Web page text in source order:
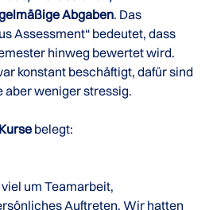
Abgaben. Das
Assessment“ bedeutet, dass
hinweg bewertet wird.
konstant beschäftigt, dafür sind
aber weniger stressig.
belegt:
um Teamarbeit,
Auftreten. Wir hatten